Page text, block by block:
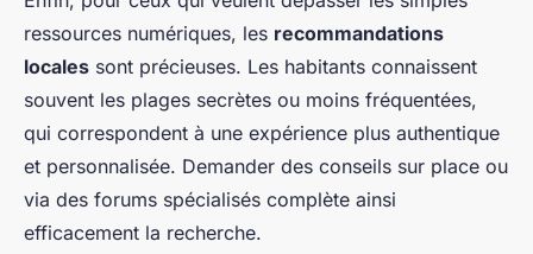
ressources numériques, les recommandations
locales sont précieuses. Les habitants connaissent
souvent les plages secrètes ou moins fréquentées,
qui correspondent à une expérience plus authentique
et personnalisée. Demander des conseils sur place ou
via des forums spécialisés complète ainsi
efficacement la recherche.